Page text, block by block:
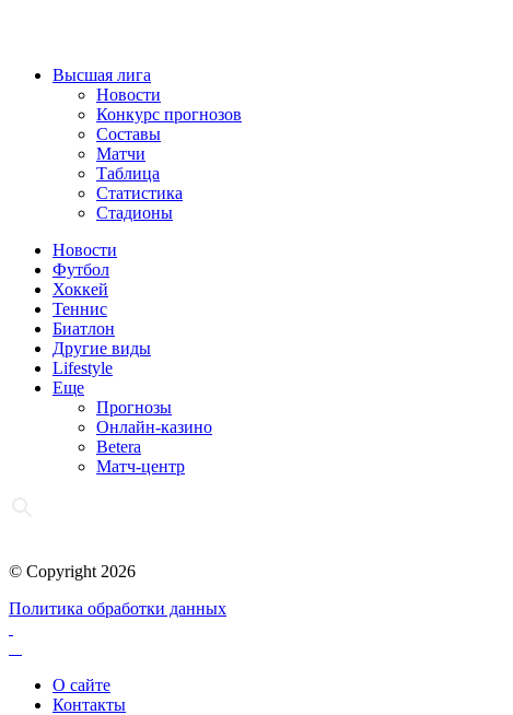
Высшая лига
Новости
Конкурс прогнозов
Составы
Матчи
Таблица
Статистика
Стадионы
Новости
Футбол
Хоккей
Теннис
Биатлон
Другие виды
Lifestyle
Еще
Прогнозы
Онлайн-казино
Betera
Матч-центр
© Copyright 2026
Политика обработки данных
О сайте
Контакты